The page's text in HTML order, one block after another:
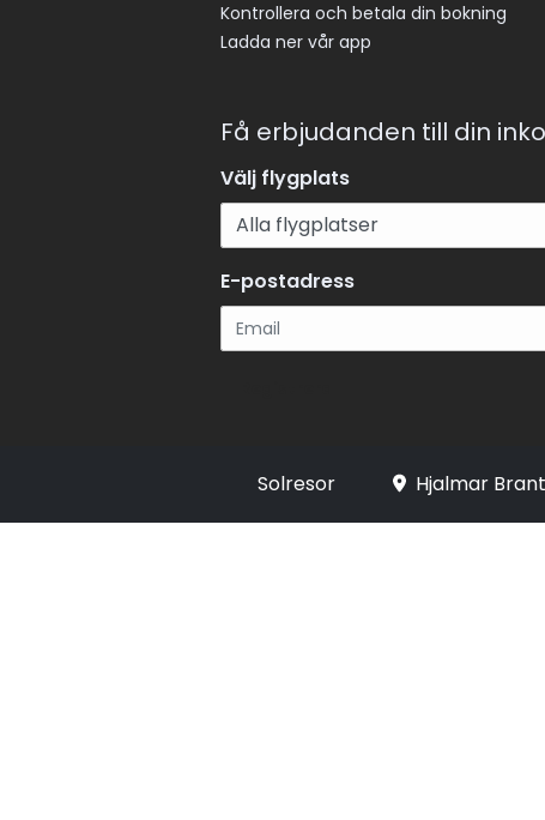
Kontrollera och betala din bokning
Ladda ner vår app
Få erbjudanden till din
Välj flygplats
E-postadress
Solresor Hjalmar